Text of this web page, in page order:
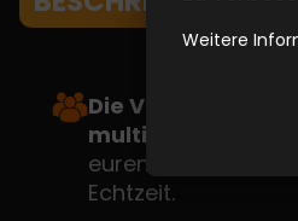
Die VR-Spiele bei
multiplayerfähig –
euren Freunden
Echtzeit.
Weitere